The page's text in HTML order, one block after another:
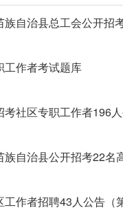
自治县总工会公开招
工作者考试题库
社区专职工作者196
自治县公开招考22名
作者招聘43人公告（